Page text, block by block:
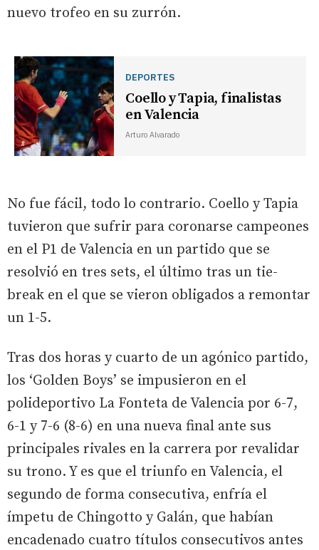
nuevo trofeo en su zurrón.
DEPORTES
Coello y Tapia, finalistas
en Valencia
Arturo Alvarado
No fue fácil, todo lo contrario. Coello y Tapia
tuvieron que sufrir para coronarse campeones
en el P1 de Valencia en un partido que se
resolvió en tres sets, el último tras un tie-
break en el que se vieron obligados a remontar
un 1-5.
Tras dos horas y cuarto de un agónico partido,
los ‘Golden Boys’ se impusieron en el
polideportivo La Fonteta de Valencia por 6-7,
6-1 y 7-6 (8-6) en una nueva final ante sus
principales rivales en la carrera por revalidar
su trono. Y es que el triunfo en Valencia, el
segundo de forma consecutiva, enfría el
ímpetu de Chingotto y Galán, que habían
encadenado cuatro títulos consecutivos antes